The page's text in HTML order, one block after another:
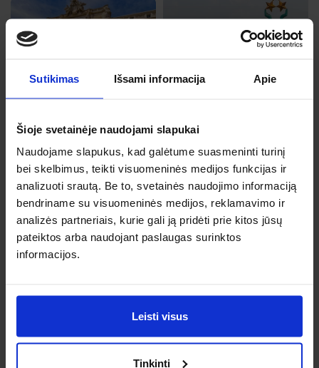
Sutikimas Išsami informacija Apie
Šioje svetainėje naudojami slapukai
Naudojame slapukus, kad galėtume suasmeninti turinį
bei skelbimus, teikti visuomeninės medijos funkcijas ir
analizuoti srautą. Be to, svetainės naudojimo informaciją
bendriname su visuomeninės medijos, reklamavimo ir
analizės partneriais, kurie gali ją pridėti prie kitos jūsų
pateiktos arba naudojant paslaugas surinktos
informacijos.
Leisti visus
Tinkinti
Roma
Rgs, 22, An
Rgs, 28, Pr
Kaunas
Rgs, 18, Pn
Tenerifė
Lap, 12, Kt